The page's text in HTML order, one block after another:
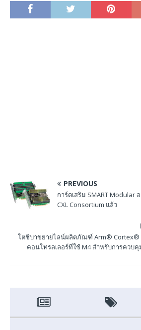
PREVIOUS
การ์ดเสริม SMART Modular
CXL Consortium แล้ว
โตชิบาขยายไลน์ผลิตภัณฑ์ Arm® Cortex®
คอนโทรลเลอร์ที่ใช้ M4 สำหรับการควบคุ